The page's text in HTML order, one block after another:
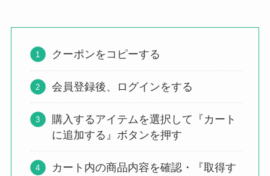
クーポンをコピーする
会員登録後、ログインをする
購入するアイテムを選択して『カート
に追加する』ボタンを押す
カート内の商品内容を確認・『取得す